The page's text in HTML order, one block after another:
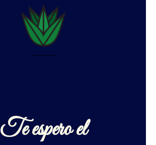
Te espero el